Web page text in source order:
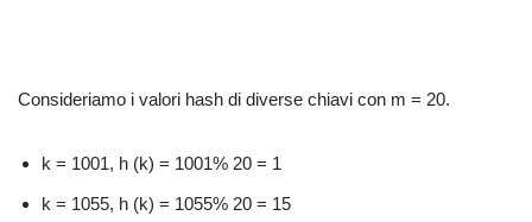
Consideriamo i valori hash di diverse chiavi con m = 20.
k = 1001, h (k) = 1001% 20 = 1
k = 1055, h (k) = 1055% 20 = 15